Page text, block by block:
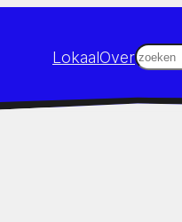
LokaalOverZoeken